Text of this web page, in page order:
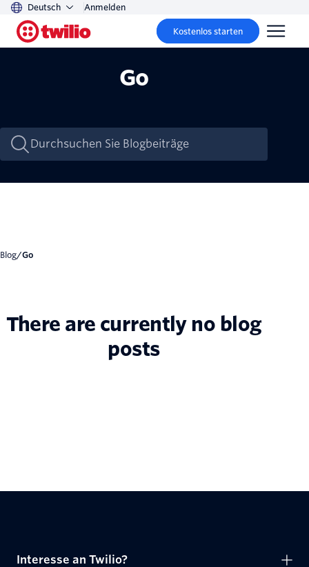
Deutsch Anmelden
Kostenlos starten
Go
Blog/ Go
There are currently no blog
posts
Interesse an Twilio?